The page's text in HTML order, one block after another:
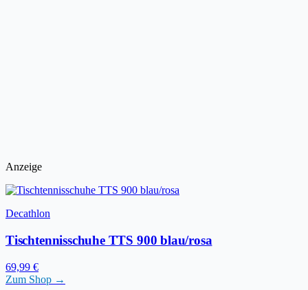
Anzeige
Decathlon
Tischtennisschuhe TTS 900 blau/rosa
69,99 €
Zum Shop →